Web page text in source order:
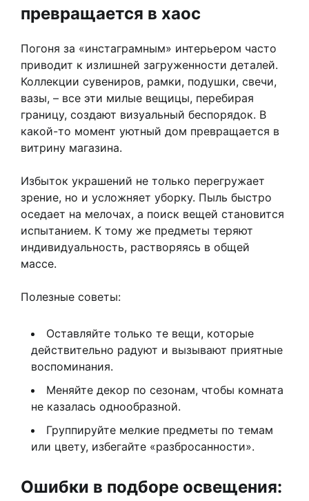
превращается в хаос
Погоня за «инстаграмным» интерьером часто
приводит к излишней загруженности деталей.
Коллекции сувениров, рамки, подушки, свечи,
вазы, – все эти милые вещицы, перебирая
границу, создают визуальный беспорядок. В
какой-то момент уютный дом превращается в
витрину магазина.
Избыток украшений не только перегружает
зрение, но и усложняет уборку. Пыль быстро
оседает на мелочах, а поиск вещей становится
испытанием. К тому же предметы теряют
индивидуальность, растворяясь в общей
массе.
Полезные советы:
Оставляйте только те вещи, которые
действительно радуют и вызывают приятные
воспоминания.
Меняйте декор по сезонам, чтобы комната
не казалась однообразной.
Группируйте мелкие предметы по темам
или цвету, избегайте «разбросанности».
Ошибки в подборе освещения: